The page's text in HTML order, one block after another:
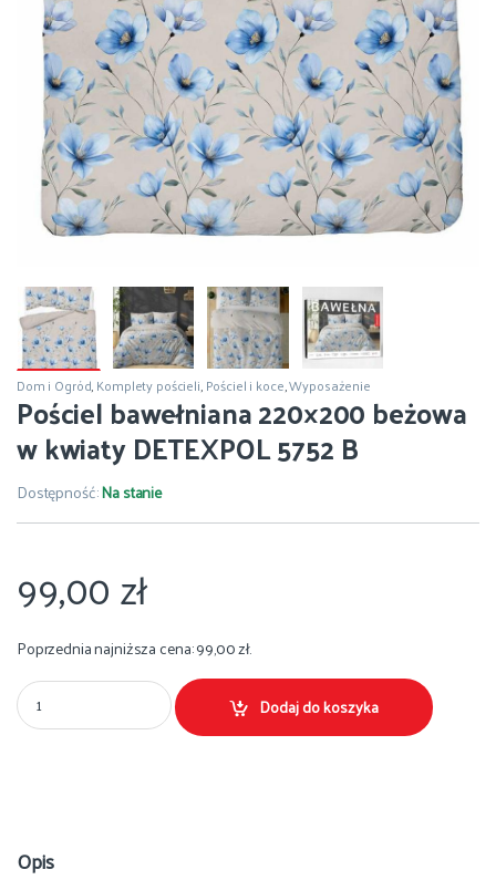
Dom i Ogród,Komplety pościeli,Pościel i koce,Wyposażenie
Pościel bawełniana 220×200 beżowa
w kwiaty DETEXPOL 5752 B
Dostępność:Na stanie
99,00zł
Poprzednia najniższa cena:99,00zł.
Pościel bawełniana 220x200 beżowa w kwiaty DETEXPOL 5752 B Ilość
Dodaj do koszyka
Opis